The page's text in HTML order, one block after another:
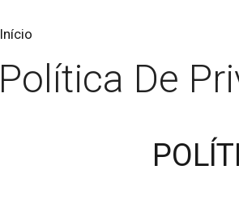
Início
Política De